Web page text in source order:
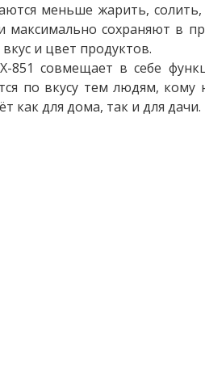
меньше жарить,
сохраняют в
и цвет продуктов.
совмещает в себе
по вкусу тем людям,
как для дома, так и для дачи.